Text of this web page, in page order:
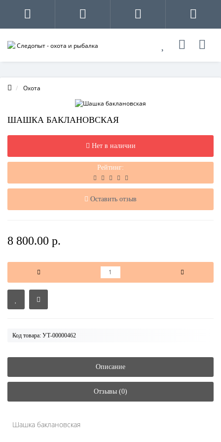
Охота
ШАШКА БАКЛАНОВСКАЯ
Нет в наличии
Рейтинг:
Оставить отзыв
8 800.00 р.
Код товара: УТ-00000462
Описание
Отзывы (0)
Шашка баклановская